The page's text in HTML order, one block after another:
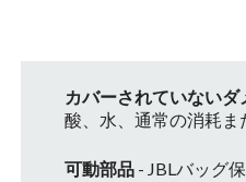
カバーされていないダ
酸、水、通常の消耗ま
可動部品 - JBLバッグ